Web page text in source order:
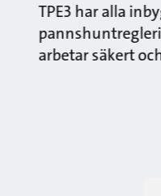
TPE3 har alla
arbetar säkert